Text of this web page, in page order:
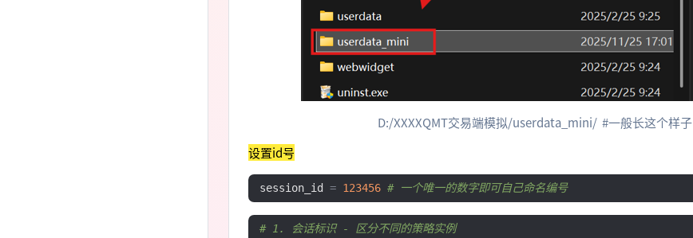
D:/XXXXQMT交易端模拟/userdata_mini/ #一般长这个样子
设置id号
session_id = 123456 # 一个唯一的数字即可自己命名编号
# 1. 会话标识 - 区分不同的策略实例